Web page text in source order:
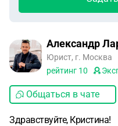
Александр
Юрист, г. Москва
рейтинг 10
Общаться в чате
Здравствуйте, Кристина!